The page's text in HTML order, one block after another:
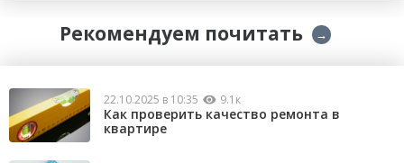
Рекомендуем почитать →
22.10.2025 в 10:35 9.1к
Как проверить качество ремонта в
квартире